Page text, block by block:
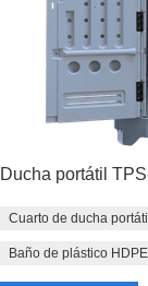
Ducha portátil
Cuarto de ducha portátil
Baño de plástico HDPE